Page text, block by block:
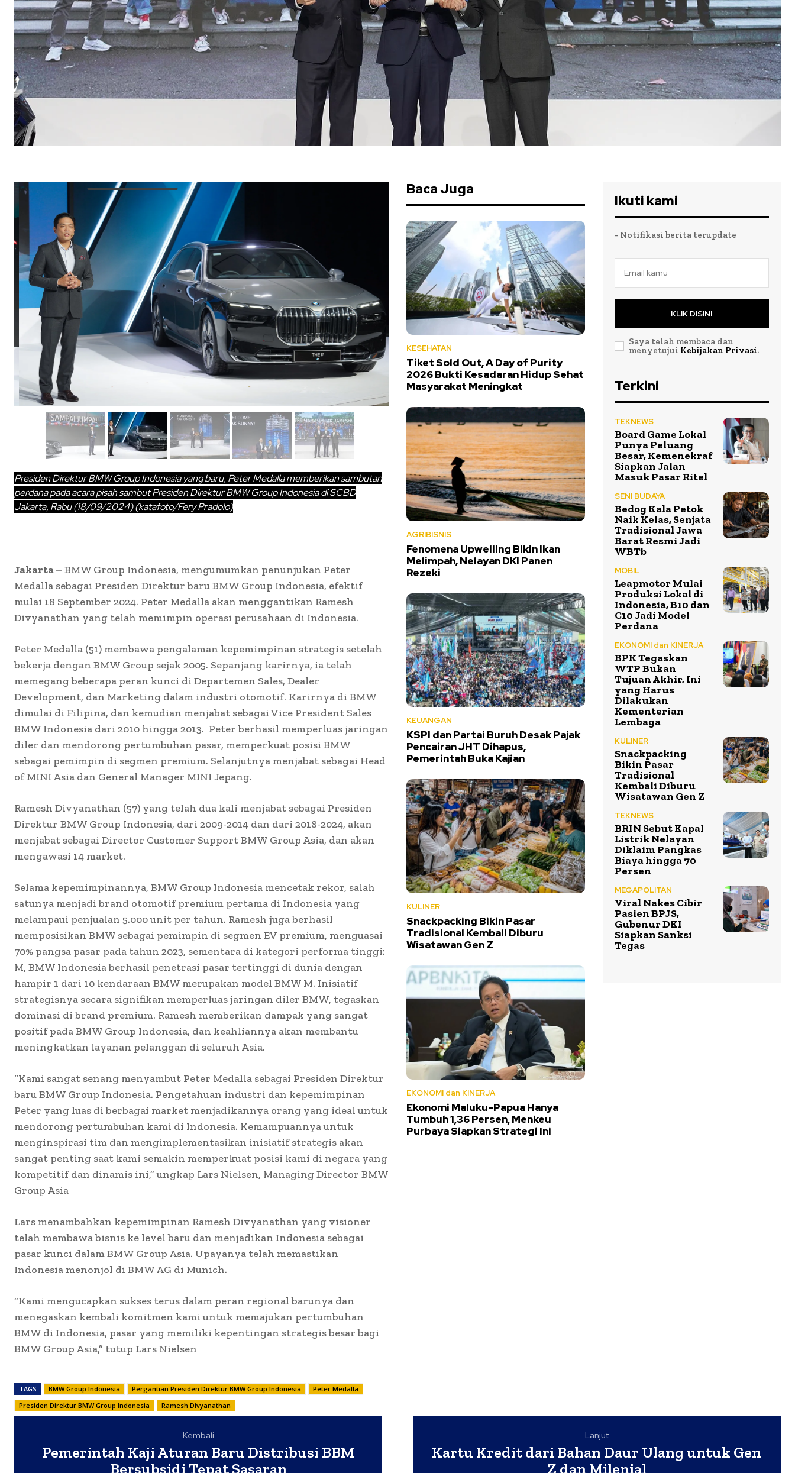
Presiden Direktur BMW Group Indonesia yang baru, Peter Medalla memberikan sambutan
perdana pada acara pisah sambut Presiden Direktur BMW Group Indonesia di SCBD
Jakarta, Rabu (18/09/2024) (katafoto/Fery Pradolo)
Jakarta – BMW Group Indonesia, mengumumkan penunjukan Peter
Medalla sebagai Presiden Direktur baru BMW Group Indonesia, efektif
mulai 18 September 2024. Peter Medalla akan menggantikan Ramesh
Divyanathan yang telah memimpin operasi perusahaan di Indonesia.
Peter Medalla (51) membawa pengalaman kepemimpinan strategis setelah
bekerja dengan BMW Group sejak 2005. Sepanjang karirnya, ia telah
memegang beberapa peran kunci di Departemen Sales, Dealer
Development, dan Marketing dalam industri otomotif. Karirnya di BMW
dimulai di Filipina, dan kemudian menjabat sebagai Vice President Sales
BMW Indonesia dari 2010 hingga 2013. Peter berhasil memperluas jaringan
diler dan mendorong pertumbuhan pasar, memperkuat posisi BMW
sebagai pemimpin di segmen premium. Selanjutnya menjabat sebagai Head
of MINI Asia dan General Manager MINI Jepang.
Ramesh Divyanathan (57) yang telah dua kali menjabat sebagai Presiden
Direktur BMW Group Indonesia, dari 2009-2014 dan dari 2018-2024, akan
menjabat sebagai Director Customer Support BMW Group Asia, dan akan
mengawasi 14 market.
Selama kepemimpinannya, BMW Group Indonesia mencetak rekor, salah
satunya menjadi brand otomotif premium pertama di Indonesia yang
melampaui penjualan 5.000 unit per tahun. Ramesh juga berhasil
memposisikan BMW sebagai pemimpin di segmen EV premium, menguasai
70% pangsa pasar pada tahun 2023, sementara di kategori performa tinggi:
M, BMW Indonesia berhasil penetrasi pasar tertinggi di dunia dengan
hampir 1 dari 10 kendaraan BMW merupakan model BMW M. Inisiatif
strategisnya secara signifikan memperluas jaringan diler BMW, tegaskan
dominasi di brand premium. Ramesh memberikan dampak yang sangat
positif pada BMW Group Indonesia, dan keahliannya akan membantu
meningkatkan layanan pelanggan di seluruh Asia.
“Kami sangat senang menyambut Peter Medalla sebagai Presiden Direktur
baru BMW Group Indonesia. Pengetahuan industri dan kepemimpinan
Peter yang luas di berbagai market menjadikannya orang yang ideal untuk
mendorong pertumbuhan kami di Indonesia. Kemampuannya untuk
menginspirasi tim dan mengimplementasikan inisiatif strategis akan
sangat penting saat kami semakin memperkuat posisi kami di negara yang
kompetitif dan dinamis ini,” ungkap Lars Nielsen, Managing Director BMW
Group Asia
Lars menambahkan kepemimpinan Ramesh Divyanathan yang visioner
telah membawa bisnis ke level baru dan menjadikan Indonesia sebagai
pasar kunci dalam BMW Group Asia. Upayanya telah memastikan
Indonesia menonjol di BMW AG di Munich.
“Kami mengucapkan sukses terus dalam peran regional barunya dan
menegaskan kembali komitmen kami untuk memajukan pertumbuhan
BMW di Indonesia, pasar yang memiliki kepentingan strategis besar bagi
BMW Group Asia,” tutup Lars Nielsen
TAGS BMW Group Indonesia Pergantian Presiden Direktur BMW Group Indonesia
Peter Medalla
Presiden Direktur BMW Group Indonesia
Ramesh Divyanathan
Baca Juga
KESEHATAN
Tiket Sold Out, A Day of Purity
2026 Bukti Kesadaran Hidup Sehat
Masyarakat Meningkat
AGRIBISNIS
Fenomena Upwelling Bikin Ikan
Melimpah, Nelayan DKI Panen
Rezeki
KEUANGAN
KSPI dan Partai Buruh Desak Pajak
Pencairan JHT Dihapus,
Pemerintah Buka Kajian
KULINER
Snackpacking Bikin Pasar
Tradisional Kembali Diburu
Wisatawan Gen Z
EKONOMI dan KINERJA
Ekonomi Maluku-Papua Hanya
Tumbuh 1,36 Persen, Menkeu
Purbaya Siapkan Strategi Ini
Ikuti kami
- Notifikasi berita terupdate
KLIK DISINI
Saya telah membaca dan
menyetujui Kebijakan Privasi.
Terkini
TEKNEWS
Board Game Lokal
Punya Peluang
Besar, Kemenekraf
Siapkan Jalan
Masuk Pasar Ritel
SENI BUDAYA
Bedog Kala Petok
Naik Kelas, Senjata
Tradisional Jawa
Barat Resmi Jadi
WBTb
MOBIL
Leapmotor Mulai
Produksi Lokal di
Indonesia, B10 dan
C10 Jadi Model
Perdana
EKONOMI dan KINERJA
BPK Tegaskan
WTP Bukan
Tujuan Akhir, Ini
yang Harus
Dilakukan
Kementerian
Lembaga
KULINER
Snackpacking
Bikin Pasar
Tradisional
Kembali Diburu
Wisatawan Gen Z
TEKNEWS
BRIN Sebut Kapal
Listrik Nelayan
Diklaim Pangkas
Biaya hingga 70
Persen
MEGAPOLITAN
Viral Nakes Cibir
Pasien BPJS,
Gubenur DKI
Siapkan Sanksi
Tegas
Kembali
Pemerintah Kaji Aturan Baru Distribusi BBM
Bersubsidi Tepat Sasaran
Lanjut
Kartu Kredit dari Bahan Daur Ulang untuk Gen
Z dan Milenial